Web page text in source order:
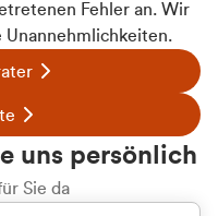
Fehler an. Wir
uns persönlich
Sie da